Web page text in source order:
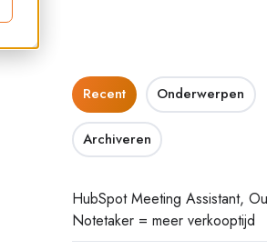
Recent Onderwerpen
Archiveren
HubSpot Meeting Assistant,
Notetaker = meer verkooptijd